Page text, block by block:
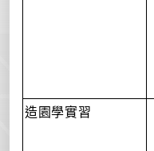
造園學實習